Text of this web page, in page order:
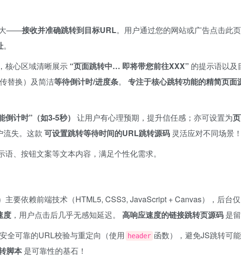
大——接收并准确跳转到目标URL。用户通过您的网站或广告点击此
。
，核心区域清晰展示 ​ ​“页面跳转中… 即将带您前往XXX”​ 的提示语以及
传替换）及简洁等待倒计时/进度条。 ​ 专注于核心跳转功能的精简页面
倒计时”（如3-5秒）​ 让用户有心理预期，提升信任感；亦可设置为
失。这款 可设置跳转等待时间的URL跳转源码 灵活应对不同场景！
语、按钮文案等文本内容，满足个性化需求。
主要依赖前端技术（HTML5, CSS3, JavaScript + Canvas），后台
度 ，用户点击后几乎无感知延迟。 ​ 高响应速度的链接跳转页源码 是
全可靠的URL校验与重定向（使用 header 函数），避免JS跳转可
脚本是可靠性的基石！